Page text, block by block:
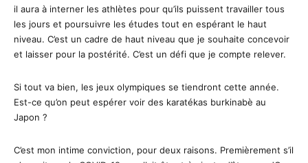
il aura à interner les athlètes pour qu’ils puissent travailler tous
les jours et poursuivre les études tout en espérant le haut
niveau. C’est un cadre de haut niveau que je souhaite concevoir
et laisser pour la postérité. C’est un défi que je compte relever.
Si tout va bien, les jeux olympiques se tiendront cette année.
Est-ce qu’on peut espérer voir des karatékas burkinabè au
Japon ?
C’est mon intime conviction, pour deux raisons. Premièrement s’il